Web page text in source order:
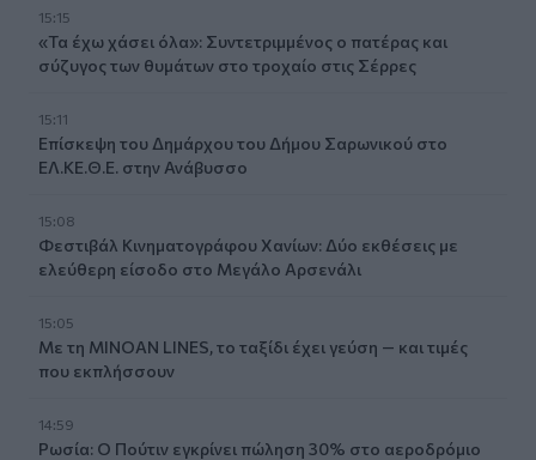
15:15
«Τα έχω χάσει όλα»: Συντετριμμένος ο πατέρας και
σύζυγος των θυμάτων στο τροχαίο στις Σέρρες
15:11
Επίσκεψη του Δημάρχου του Δήμου Σαρωνικού στο
ΕΛ.ΚΕ.Θ.Ε. στην Ανάβυσσο
15:08
Φεστιβάλ Κινηματογράφου Χανίων: Δύο εκθέσεις με
ελεύθερη είσοδο στο Μεγάλο Αρσενάλι
15:05
Με τη MINOAN LINES, το ταξίδι έχει γεύση — και τιμές
που εκπλήσσουν
14:59
Ρωσία: Ο Πούτιν εγκρίνει πώληση 30% στο αεροδρόμιο